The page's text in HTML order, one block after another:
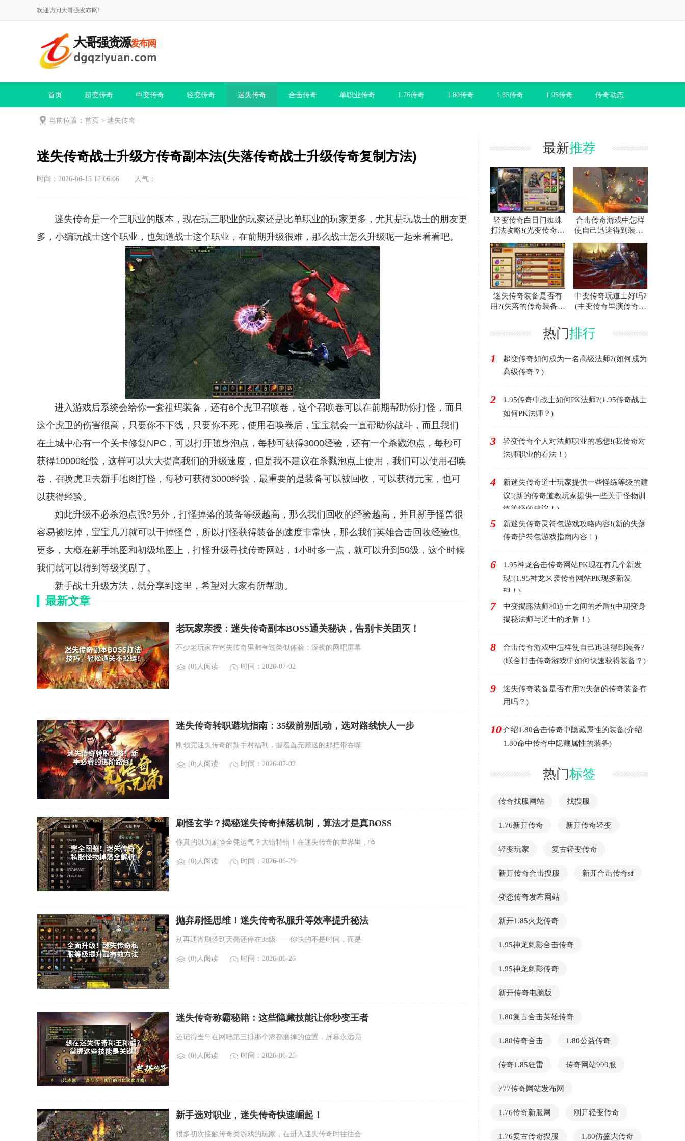
欢迎访问大哥强发布网!
首页 超变传奇 中变传奇 轻变传奇 迷失传奇 合击传奇 单职业传奇 1.76传奇 1.80传奇 1.85传奇 1.95传奇 传奇动态
当前位置： 首页 > 迷失传奇
迷失传奇战士升级方传奇副本法(失落传奇战士升级传奇复制方法)
时间：2026-06-15 12:06:06 人气：
迷失传奇是一个三职业的版本，现在玩三职业的玩家还是比单职业的玩家更多，尤其是玩战士的朋友更
多，小编玩战士这个职业，也知道战士这个职业，在前期升级很难，那么战士怎么升级呢一起来看看吧。
进入游戏后系统会给你一套祖玛装备，还有6个虎卫召唤卷，这个召唤卷可以在前期帮助你打怪，而且
这个虎卫的伤害很高，只要你不下线，只要你不死，使用召唤卷后，宝宝就会一直帮助你战斗，而且我们
在土城中心有一个关卡修复NPC，可以打开随身泡点，每秒可获得3000经验，还有一个杀戮泡点，每秒可
获得10000经验，这样可以大大提高我们的升级速度，但是我不建议在杀戮泡点上使用，我们可以使用召唤
卷，召唤虎卫去新手地图打怪，每秒可获得3000经验，最重要的是装备可以被回收，可以获得元宝，也可
以获得经验。
如此升级不必杀泡点强?另外，打怪掉落的装备等级越高，那么我们回收的经验越高，并且新手怪兽很
容易被吃掉，宝宝几刀就可以干掉怪兽，所以打怪获得装备的速度非常快，那么我们英雄合击回收经验也
更多，大概在新手地图和初级地图上，打怪升级寻找传奇网站，1小时多一点，就可以升到50级，这个时候
我们就可以得到等级奖励了。
新手战士升级方法，就分享到这里，希望对大家有所帮助。
最新文章
老玩家亲授：迷失传奇副本BOSS通关秘诀，告别卡关团灭！
不少老玩家在迷失传奇里都有过类似体验：深夜的网吧屏幕
(0)人阅读 时间：2026-07-02
迷失传奇转职避坑指南：35级前别乱动，选对路线快人一步
刚领完迷失传奇的新手村福利，握着首充赠送的那把带吞噬
(0)人阅读 时间：2026-07-02
刷怪玄学？揭秘迷失传奇掉落机制，算法才是真BOSS
你真的以为刷怪全凭运气？大错特错！在迷失传奇的世界里，怪
(0)人阅读 时间：2026-06-29
抛弃刷怪思维！迷失传奇私服升等效率提升秘法
别再通宵刷怪到天亮还停在38级——你缺的不是时间，而是
(0)人阅读 时间：2026-06-26
迷失传奇称霸秘籍：这些隐藏技能让你秒变王者
还记得当年在网吧第三排那个漆都磨掉的位置，屏幕永远亮
(0)人阅读 时间：2026-06-25
新手选对职业，迷失传奇快速崛起！
很多初次接触传奇类游戏的玩家，在进入迷失传奇时往往会
最新推荐
轻变传奇白日门蜘蛛
打法攻略!(光变传奇白
合击传奇游戏中怎样
使自己迅速得到装备?
如何快速获得装备？)
迷失传奇装备是否有
用?(失落的传奇装备有
中变传奇玩道士好吗?
(中变传奇里演传奇好
热门排行
1
超变传奇如何成为一名高级法师?(如何成为
高级传奇？)
2
1.95传奇中战士如何PK法师?(1.95传奇战士
如何PK法师？)
3
轻变传奇个人对法师职业的感想!(我传奇对
法师职业的看法！)
4
新迷失传奇道士玩家提供一些怪练等级的建
议!(新的传奇道教玩家提供一些关于怪物训
练等级的建议！)
5
新迷失传奇灵符包游戏攻略内容!(新的失落
传奇护符包游戏指南内容！)
6
1.95神龙合击传奇网站PK现在有几个新发
现!(1.95神龙来袭传奇网站PK现多新发
现！)
7
中变揭露法师和道士之间的矛盾!(中期变身
揭秘法师与道士的矛盾！)
8
合击传奇游戏中怎样使自己迅速得到装备?
(联合打击传奇游戏中如何快速获得装备？)
9
迷失传奇装备是否有用?(失落的传奇装备有
用吗？)
10介绍1.80合击传奇中隐藏属性的装备(介绍
1.80命中传奇中隐藏属性的装备)
热门标签
传奇找服网站 找搜服
1.76新开传奇 新开传奇轻变
轻变玩家 复古轻变传奇
新开传奇合击搜服 新开合击传奇sf
变态传奇发布网站
新开1.85火龙传奇
1.95神龙刺影合击传奇
1.95神龙刺影传奇
新开传奇电脑版
1.80复古合击英雄传奇
1.80传奇合击 1.80公益传奇
传奇1.85狂雷 传奇网站999服
777传奇网站发布网
1.76传奇新服网 刚开轻变传奇
1.76复古传奇搜服 1.80仿盛大传奇